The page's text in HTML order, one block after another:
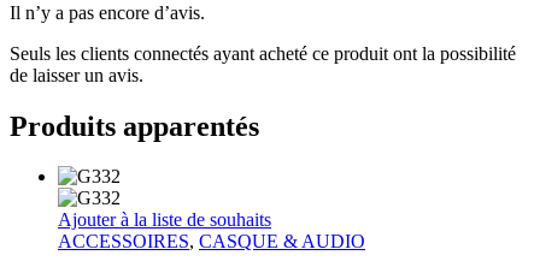
Il n’y a pas encore d’avis.
Seuls les clients connectés ayant acheté ce produit ont la possibilité
de laisser un avis.
Produits apparentés
Ajouter à la liste de souhaits
ACCESSOIRES, CASQUE & AUDIO